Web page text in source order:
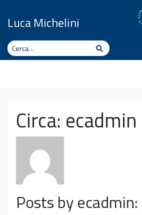
Luca Michelini
Cerca Cerca
Circa: ecadmin
Posts by ecadmin: